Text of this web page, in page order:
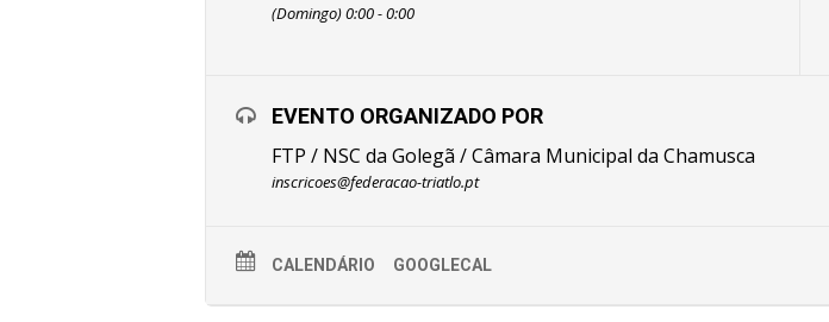
(Domingo) 0:00 - 0:00
EVENTO ORGANIZADO POR
FTP / NSC da Golegã / Câmara Municipal da Chamusca
inscricoes@federacao-triatlo.pt
CALENDÁRIO GOOGLECAL